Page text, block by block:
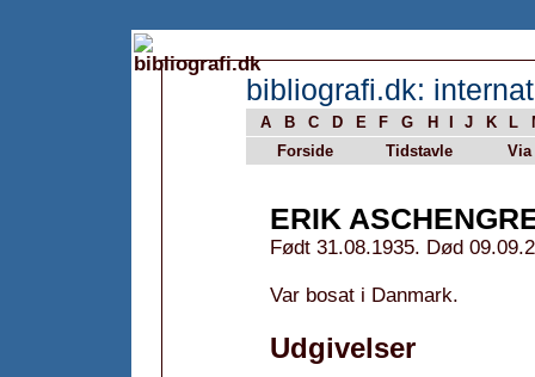
bibliografi.dk:
A B C D E F G H J K L
Forside
Tidstavle Via
ERIK
Født 31.08.1935. Død
Var bosat i Danmark.
Udgivelser